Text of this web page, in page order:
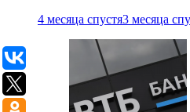
4 месяца спустя3 месяца